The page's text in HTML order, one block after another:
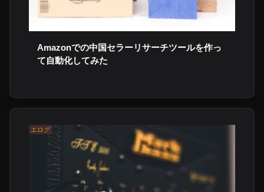
Amazonでの中国セラーリサーチツールを作っ
て自動化してみた
エログ